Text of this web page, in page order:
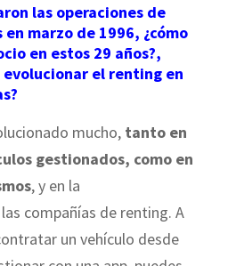
las operaciones de
marzo de 1996, ¿cómo
en estos 29 años?,
evolucionar el renting en
mucho, tanto en
gestionados, como en
, y en la
compañías de renting. A
un vehículo desde